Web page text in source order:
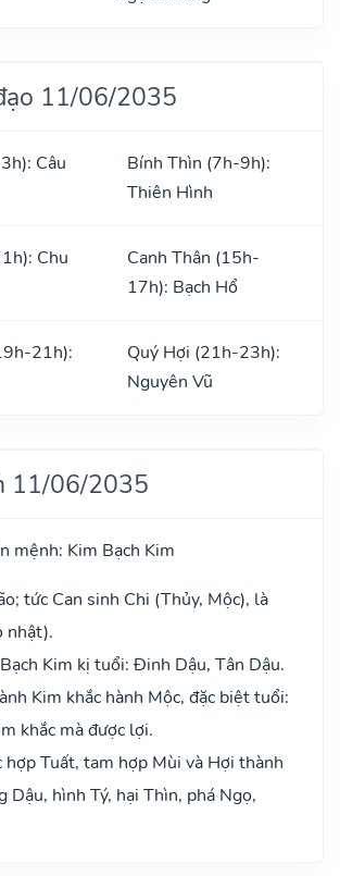
11/06/2035
Câu
Bính Thìn (7h-9h):
Thiên Hình
Chu
Canh Thân (15h-
17h): Bạch Hổ
21h):
Quý Hợi (21h-23h):
Nguyên Vũ
11/06/2035
mệnh: Kim Bạch Kim
tức Can sinh Chi (Thủy, Mộc), là
nhật).
Kim kị tuổi: Đinh Dậu, Tân Dậu.
Kim khắc hành Mộc, đặc biệt tuổi:
khắc mà được lợi.
hợp Tuất, tam hợp Mùi và Hợi thành
Dậu, hình Tý, hại Thìn, phá Ngọ,